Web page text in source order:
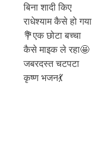
बिना शादी किए
राधेश्याम कैसे हो गया
💐एक छोटा बच्चा
कैसे माइक ले रहा🤩
जबरदस्त चटपटा
कृष्ण भजन💃